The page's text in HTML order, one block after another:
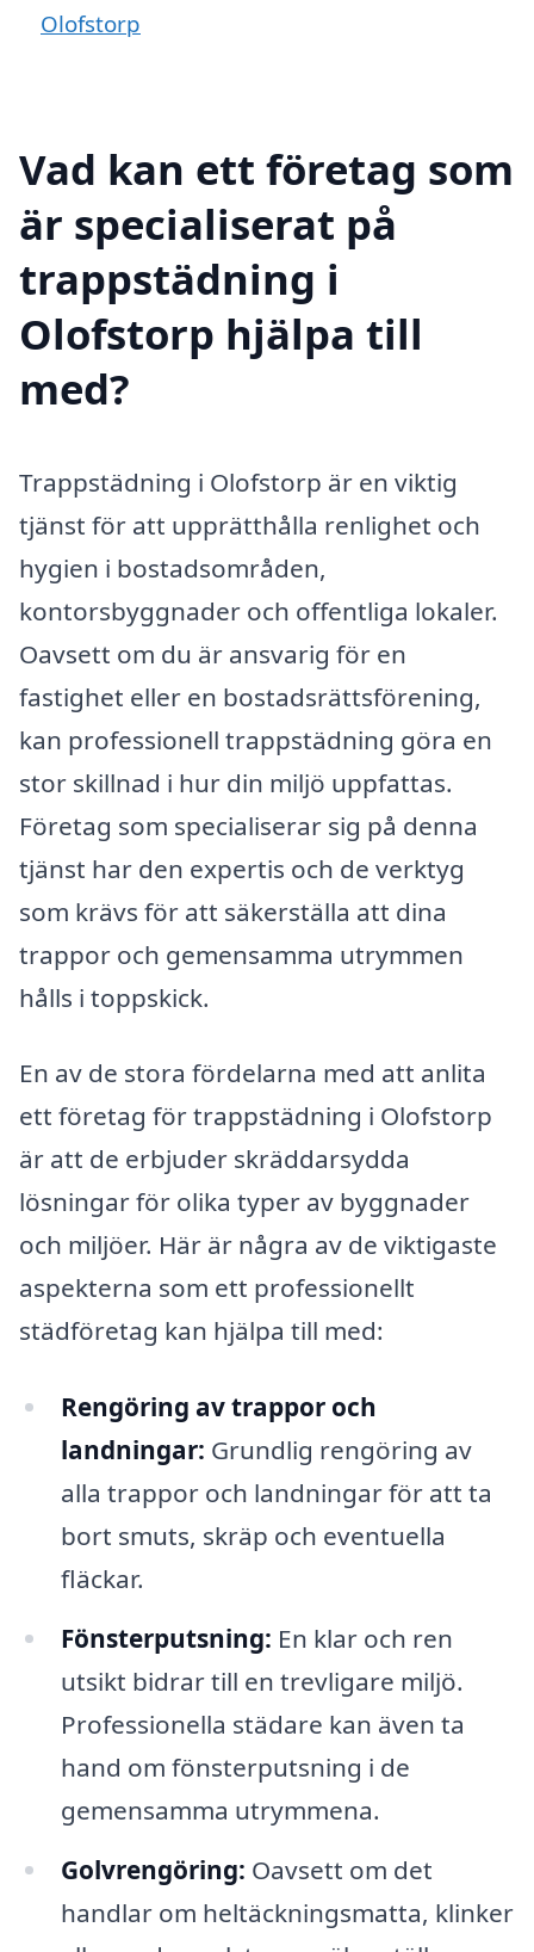
Olofstorp
Vad kan ett företag som
är specialiserat på
trappstädning i
Olofstorp hjälpa till
med?
Trappstädning i Olofstorp är en viktig
tjänst för att upprätthålla renlighet och
hygien i bostadsområden,
kontorsbyggnader och offentliga lokaler.
Oavsett om du är ansvarig för en
fastighet eller en bostadsrättsförening,
kan professionell trappstädning göra en
stor skillnad i hur din miljö uppfattas.
Företag som specialiserar sig på denna
tjänst har den expertis och de verktyg
som krävs för att säkerställa att dina
trappor och gemensamma utrymmen
hålls i toppskick.
En av de stora fördelarna med att anlita
ett företag för trappstädning i Olofstorp
är att de erbjuder skräddarsydda
lösningar för olika typer av byggnader
och miljöer. Här är några av de viktigaste
aspekterna som ett professionellt
städföretag kan hjälpa till med:
Rengöring av trappor och
landningar: Grundlig rengöring av
alla trappor och landningar för att ta
bort smuts, skräp och eventuella
fläckar.
Fönsterputsning: En klar och ren
utsikt bidrar till en trevligare miljö.
Professionella städare kan även ta
hand om fönsterputsning i de
gemensamma utrymmena.
Golvrengöring: Oavsett om det
handlar om heltäckningsmatta, klinker